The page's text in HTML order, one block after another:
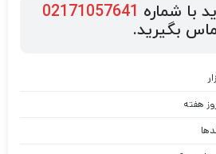
با شماره 02171057641
بگیرید.